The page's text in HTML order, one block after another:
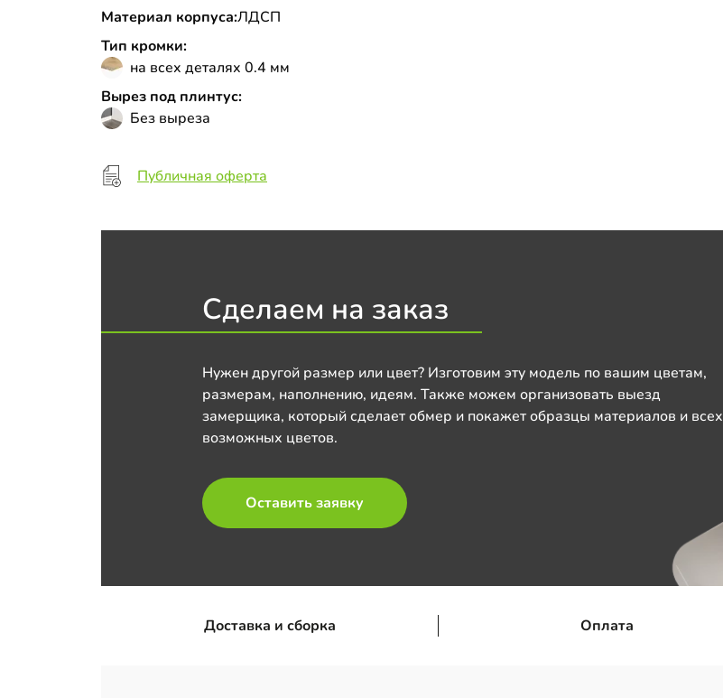
Материал корпуса:ЛДСП
Тип кромки:
на всех деталях 0.4 мм
Вырез под плинтус:
Без выреза
Публичная оферта
Сделаем на заказ
Нужен другой размер или цвет? Изготовим эту модель по вашим цветам,
размерам, наполнению, идеям. Также можем организовать выезд
замерщика, который сделает обмер и покажет образцы материалов и всех
возможных цветов.
Оставить заявку
Доставка и сборка Оплата